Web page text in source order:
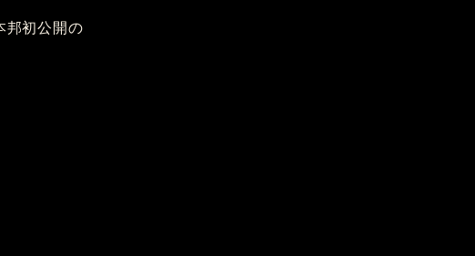
邦初公開の